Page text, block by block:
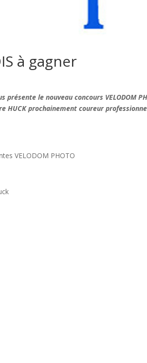
à gagner
présente le nouveau concours VELODOM
HUCK prochainement coureur
VELODOM PHOTO